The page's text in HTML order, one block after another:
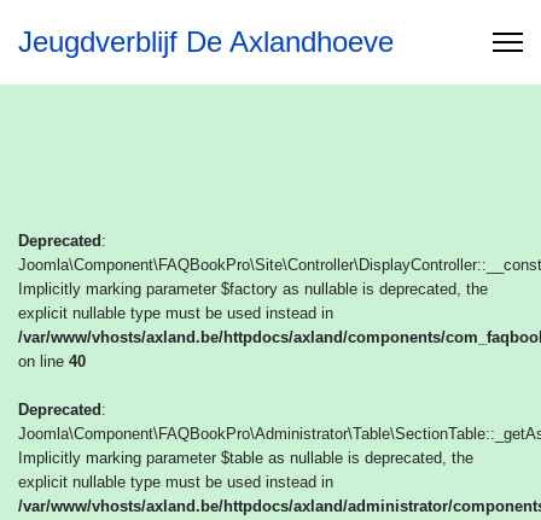
Jeugdverblijf De Axlandhoeve
Deprecated :
Implicitly marking parameter $factory as nullable is deprecated, the
explicit nullable type must be used instead in
/var/www/vhosts/axland.be/httpdocs/axland/components/
on line 40
Deprecated :
Implicitly marking parameter $table as nullable is deprecated, the
explicit nullable type must be used instead in
/var/www/vhosts/axland.be/httpdocs/axland/administrator/